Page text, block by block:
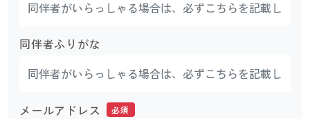
同伴者ふりがな
メールアドレス 必須